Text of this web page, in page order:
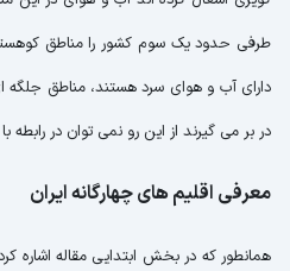
طرفی حدود یک سوم کشور را مناطق
دارای آب و هوای سرد هستند، مناطق جلگه
در بر می گیرند از این رو نمی توان در رابطه
معرفی اقلیم های چهارگانه ایران
همانطور که در بخش ابتدایی مقاله اشاره